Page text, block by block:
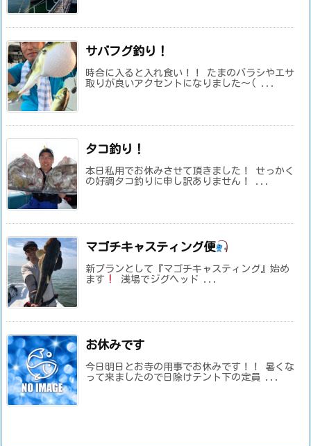
サバフグ釣り！
時合に入ると入れ食い！！ たまのバラシやエサ
取りが良いアクセントになりました～( ...
タコ釣り！
本日私用でお休みさせて頂きました！ せっかく
の好調タコ釣りに申し訳ありません！ ...
マゴチキャスティング便
新プランとして『マゴチキャスティング』始め
ます
浅場でジグヘッド ...
お休みです
今日明日とお寺の用事でお休みです！！ 暑くな
って来ましたので日除けテント下の定員 ...